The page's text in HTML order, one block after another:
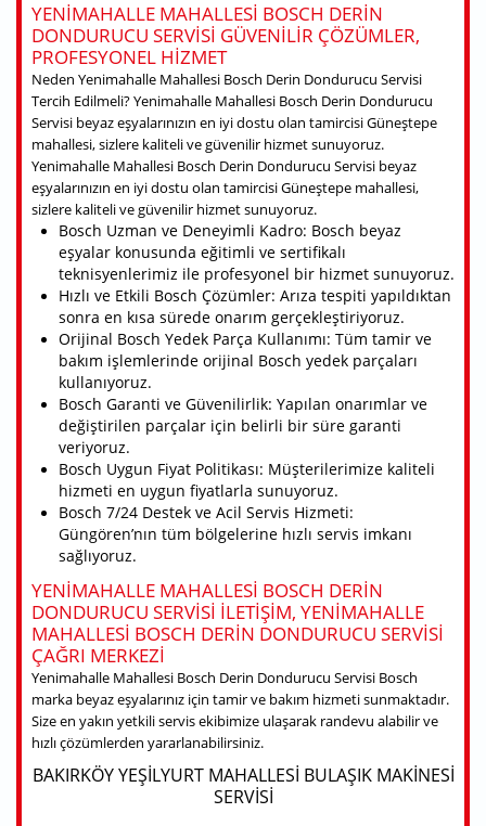
YENIMAHALLE MAHALLESI BOSCH DERIN
DONDURUCU SERVISI GÜVENILIR ÇÖZÜMLER,
PROFESYONEL HIZMET
Neden Yenimahalle Mahallesi Bosch Derin Dondurucu Servisi
Tercih Edilmeli? Yenimahalle Mahallesi Bosch Derin Dondurucu
Servisi beyaz eşyalarınızın en iyi dostu olan tamircisi Güneştepe
mahallesi, sizlere kaliteli ve güvenilir hizmet sunuyoruz.
Yenimahalle Mahallesi Bosch Derin Dondurucu Servisi beyaz
eşyalarınızın en iyi dostu olan tamircisi Güneştepe mahallesi,
sizlere kaliteli ve güvenilir hizmet sunuyoruz.
Bosch Uzman ve Deneyimli Kadro: Bosch beyaz
eşyalar konusunda eğitimli ve sertifikalı
teknisyenlerimiz ile profesyonel bir hizmet sunuyoruz.
Hızlı ve Etkili Bosch Çözümler: Arıza tespiti yapıldıktan
sonra en kısa sürede onarım gerçekleştiriyoruz.
Orijinal Bosch Yedek Parça Kullanımı: Tüm tamir ve
bakım işlemlerinde orijinal Bosch yedek parçaları
kullanıyoruz.
Bosch Garanti ve Güvenilirlik: Yapılan onarımlar ve
değiştirilen parçalar için belirli bir süre garanti
veriyoruz.
Bosch Uygun Fiyat Politikası: Müşterilerimize kaliteli
hizmeti en uygun fiyatlarla sunuyoruz.
Bosch 7/24 Destek ve Acil Servis Hizmeti:
Güngören’nın tüm bölgelerine hızlı servis imkanı
sağlıyoruz.
YENIMAHALLE MAHALLESI BOSCH DERIN
DONDURUCU SERVISI ILETIŞIM, YENIMAHALLE
MAHALLESI BOSCH DERIN DONDURUCU SERVISI
ÇAĞRI MERKEZI
Yenimahalle Mahallesi Bosch Derin Dondurucu Servisi Bosch
marka beyaz eşyalarınız için tamir ve bakım hizmeti sunmaktadır.
Size en yakın yetkili servis ekibimize ulaşarak randevu alabilir ve
hızlı çözümlerden yararlanabilirsiniz.
BAKIRKÖY YEŞILYURT MAHALLESI BULAŞIK MAKINESI
SERVISI